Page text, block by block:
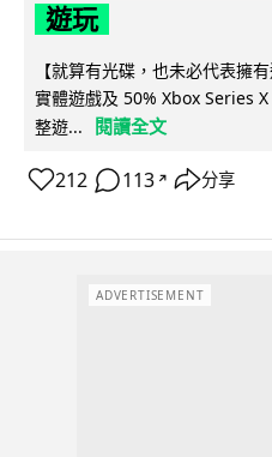
遊玩
【就算有光碟，也未必代表擁
實體遊戲及 50% Xbox Series
整遊...
閱讀全文
212 113 ↗ 分享
ADVERTISEMENT